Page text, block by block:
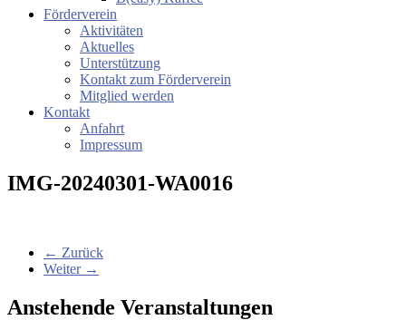
Förderverein
Aktivitäten
Aktuelles
Unterstützung
Kontakt zum Förderverein
Mitglied werden
Kontakt
Anfahrt
Impressum
IMG-20240301-WA0016
← Zurück
Weiter →
Anstehende Veranstaltungen